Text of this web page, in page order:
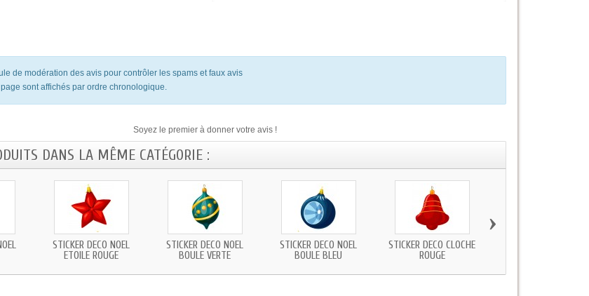
de modération des avis pour contrôler les spams et faux avis
sont affichés par ordre chronologique.
Soyez le premier à donner votre avis !
DANS LA MÊME CATÉGORIE :
STICKER DECO NOEL
ETOILE ROUGE
STICKER DECO NOEL
BOULE VERTE
STICKER DECO NOEL
BOULE BLEU
STICKER DECO CLOCHE
ROUGE
›